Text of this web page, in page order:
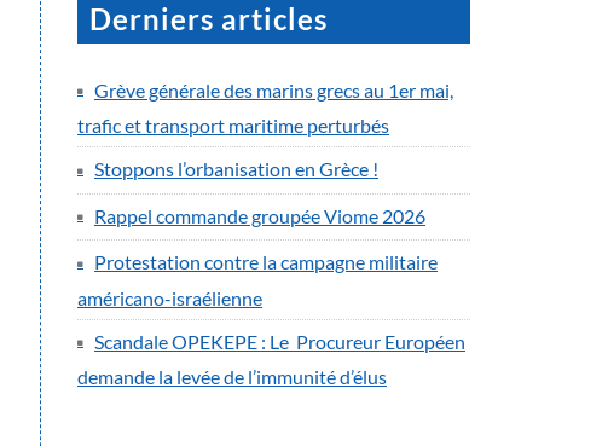
Derniers articles
Grève générale des marins grecs au 1er mai,
trafic et transport maritime perturbés
Stoppons l’orbanisation en Grèce !
Rappel commande groupée Viome 2026
Protestation contre la campagne militaire
américano-israélienne
Scandale OPEKEPE : Le Procureur Européen
demande la levée de l’immunité d’élus